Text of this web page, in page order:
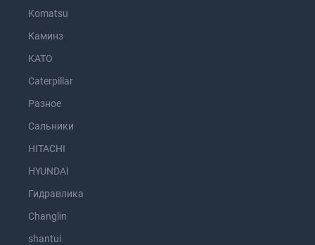
Komatsu
Каминз
KATO
Caterpillar
Разное
Сальники
HITACHI
HYUNDAI
Гидравлика
Changlin
shantui